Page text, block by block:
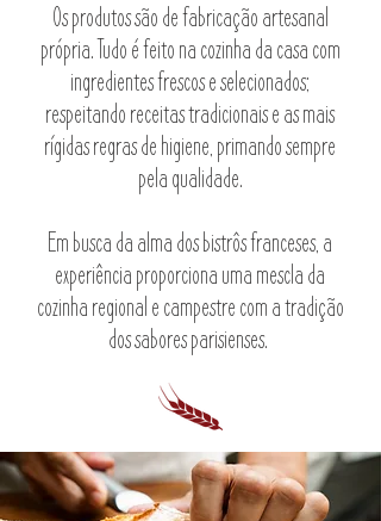
Os produtos são de fabricação artesanal
própria. Tudo é feito na cozinha da casa com
ingredientes frescos e selecionados;
respeitando receitas tradicionais e as mais
rígidas regras de higiene, primando sempre
pela qualidade.
Em busca da alma dos bistrôs franceses, a
experiência proporciona uma mescla da
cozinha regional e campestre com a tradição
dos sabores parisienses.